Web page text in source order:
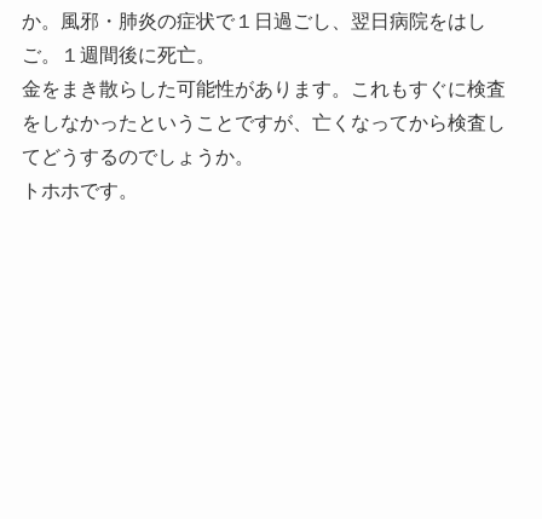
か。風邪・肺炎の症状で１日過ごし、翌日病院をはし
ご。１週間後に死亡。
金をまき散らした可能性があります。これもすぐに検査
をしなかったということですが、亡くなってから検査し
てどうするのでしょうか。
トホホです。